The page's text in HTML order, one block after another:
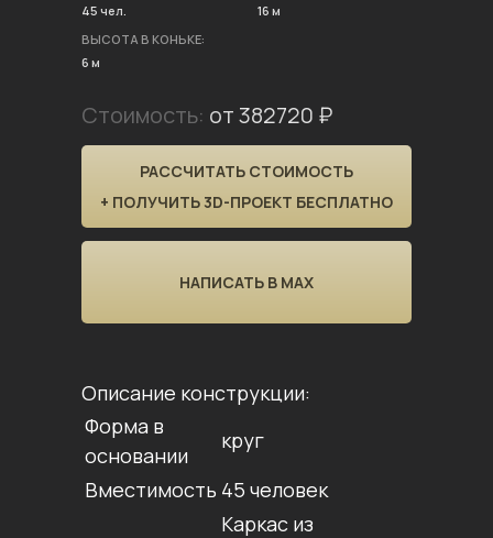
45 чел.
16 м
ВЫСОТА В КОНЬКЕ:
6 м
Стоимость: от 382720 ₽
РАССЧИТАТЬ СТОИМОСТЬ
+ ПОЛУЧИТЬ 3D-ПРОЕКТ БЕСПЛАТНО
НАПИСАТЬ В MAX
Описание конструкции:
Форма в
основании
круг
Вместимость 45 человек
Каркас из